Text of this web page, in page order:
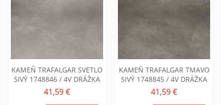
KAMEŇ TRAFALGAR SVETLO
SIVÝ 1748846 / 4V DRÁŽKA
41,59 €
KAMEŇ TRAFALGAR TMAVO
SIVÝ 1748845 / 4V DRÁŽKA
41,59 €